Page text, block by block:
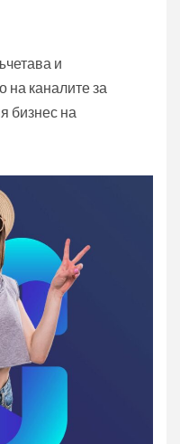
и
на каналите за
бизнес на